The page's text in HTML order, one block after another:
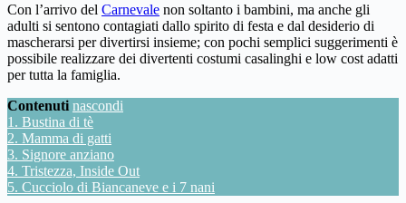
Con l’arrivo del Carnevale non soltanto i bambini, ma anche gli
adulti si sentono contagiati dallo spirito di festa e dal desiderio di
mascherarsi per divertirsi insieme; con pochi semplici suggerimenti è
possibile realizzare dei divertenti costumi casalinghi e low cost adatti
per tutta la famiglia.
Contenuti nascondi
1. Bustina di tè
2. Mamma di gatti
3. Signore anziano
4. Tristezza, Inside Out
5. Cucciolo di Biancaneve e i 7 nani